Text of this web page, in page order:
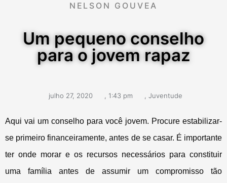
NELSON GOUVEA
Um pequeno conselho
para o jovem rapaz
julho 27, 2020 , 1:43 pm , Juventude
Aqui vai um conselho para você jovem. Procure estabilizar-
se primeiro financeiramente, antes de se casar. É importante
ter onde morar e os recursos necessários para constituir
uma família antes de assumir um compromisso tão